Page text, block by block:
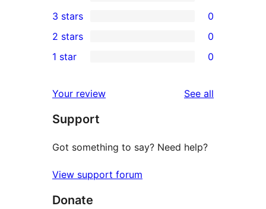
star
reviews
4-
star
reviews
0
3-
star
3 stars 0
2-
reviews
2 stars 0
star
reviews
1 star 0
Your review See all
Support
Got something to say? Need help?
View support forum
Donate